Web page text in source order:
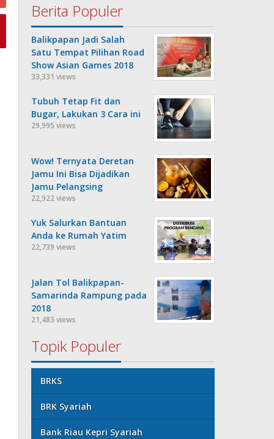
Berita Populer
Balikpapan Jadi Salah
Satu Tempat Pilihan Road
Show Asian Games 2018
33,331 views
Tubuh Tetap Fit dan
Bugar, Lakukan 3 Cara ini
29,995 views
Wow! Ternyata Deretan
Jamu Ini Bisa Dijadikan
Jamu Pelangsing
22,922 views
Yuk Salurkan Bantuan
Anda ke Rumah Yatim
22,739 views
Jalan Tol Balikpapan-
Samarinda Rampung pada
2018
21,483 views
Topik Populer
BRKS
BRK Syariah
Bank Riau Kepri Syariah